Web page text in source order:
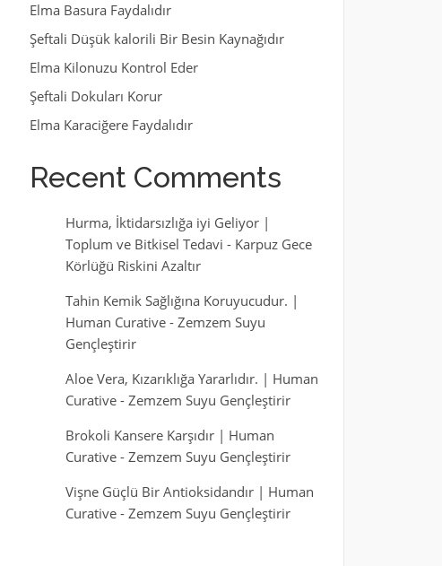
Elma Basura Faydalıdır
Şeftali Düşük kalorili Bir Besin Kaynağıdır
Elma Kilonuzu Kontrol Eder
Şeftali Dokuları Korur
Elma Karaciğere Faydalıdır
Recent Comments
Hurma, İktidarsızlığa iyi Geliyor |
Toplum ve Bitkisel Tedavi - Karpuz Gece
Körlüğü Riskini Azaltır
Tahin Kemik Sağlığına Koruyucudur. |
Human Curative- Zemzem Suyu
Gençleştirir
Aloe Vera, Kızarıklığa Yararlıdır. | Human
Curative- Zemzem Suyu Gençleştirir
Brokoli Kansere Karşıdır | Human
Curative- Zemzem Suyu Gençleştirir
Vişne Güçlü Bir Antioksidandır | Human
Curative- Zemzem Suyu Gençleştirir